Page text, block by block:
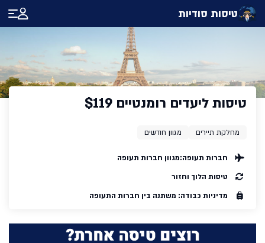
טיסות סודיות
טיסות ליעדים רומנטיים $119
מחלקת תיירים מגוון חודשים
חברות תעופה:מגוון חברות תעופה
טיסות הלוך וחזור
מדיניות כבודה: משתנה בין חברות התעופה